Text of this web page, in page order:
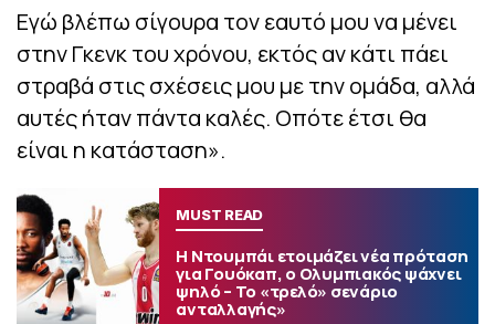
Εγώ βλέπω σίγουρα τον εαυτό μου να μένει
στην Γκενκ του χρόνου, εκτός αν κάτι πάει
στραβά στις σχέσεις μου με την ομάδα, αλλά
αυτές ήταν πάντα καλές. Οπότε έτσι θα
είναι η κατάσταση».
MUST READ
Η Ντουμπάι ετοιμάζει νέα πρόταση
για Γουόκαπ, ο Ολυμπιακός ψάχνει
ψηλό – Το «τρελό» σενάριο
ανταλλαγής»